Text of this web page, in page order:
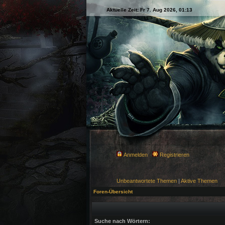
Aktuelle Zeit: Fr 7. Aug 2026, 01:13
Anmelden Registrieren
Unbeantwortete Themen | Aktive Themen
Foren-Übersicht
Suche nach Wörtern: